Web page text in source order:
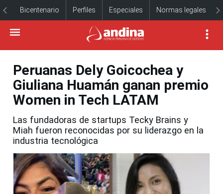
Bicentenario Perfiles Especiales Normas legales
Peruanas Dely Goicochea y
Giuliana Huamán ganan premio
Women in Tech LATAM
Las fundadoras de startups Tecky Brains y
Miah fueron reconocidas por su liderazgo en la
industria tecnológica